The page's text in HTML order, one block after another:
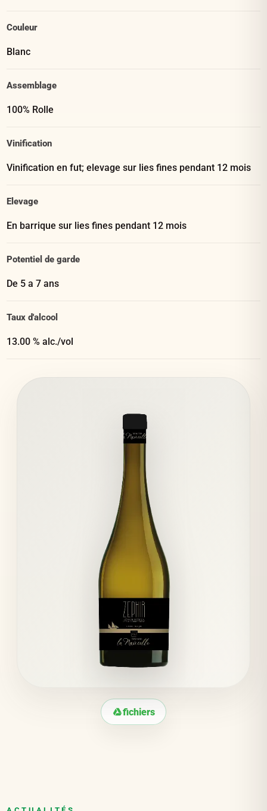
Couleur
Blanc
Assemblage
100% Rolle
Vinification
Vinification en fut; elevage sur lies fines pendant 12 mois
Elevage
En barrique sur lies fines pendant 12 mois
Potentiel de garde
De 5 a 7 ans
Taux d'alcool
13.00 % alc./vol
fichiers